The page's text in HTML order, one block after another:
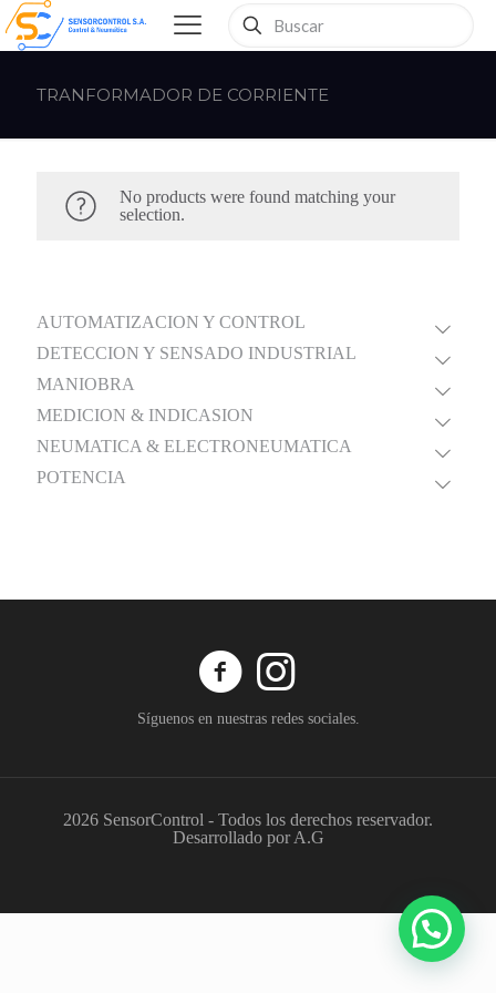
TRANFORMADOR DE CORRIENTE
No products were found matching your
selection.
AUTOMATIZACION Y CONTROL
DETECCION Y SENSADO INDUSTRIAL
MANIOBRA
MEDICION & INDICASION
NEUMATICA & ELECTRONEUMATICA
POTENCIA
Síguenos en nuestras redes sociales.
2026 SensorControl - Todos los derechos reservador.
Desarrollado por A.G